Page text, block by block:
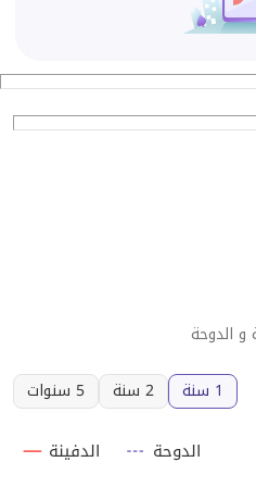
1 سنة
2 سنة 5 سنوات
الدفينة الدوحة